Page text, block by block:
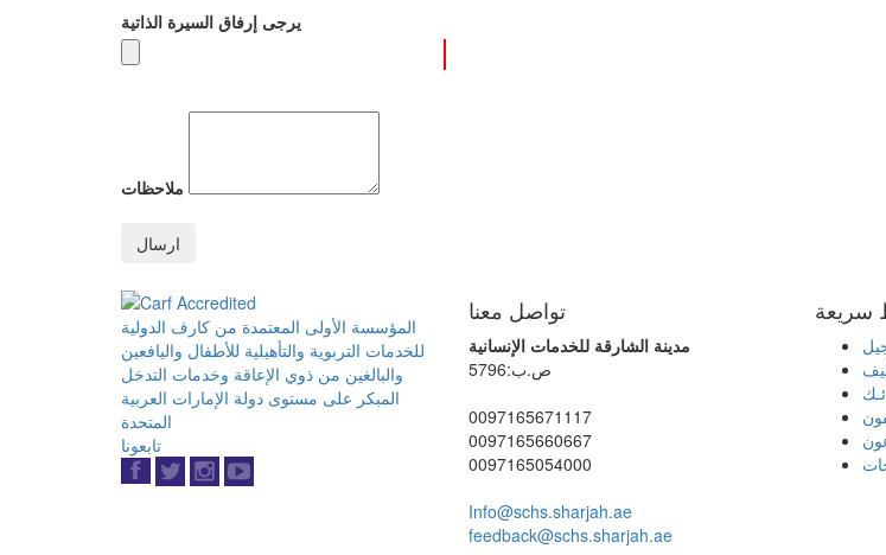
يرجى إرفاق السيرة الذاتية
ملاحظات
المؤسسة الأولى المعتمدة من كارف الدولية
للخدمات التربوية والتأهيلية للأطفال واليافعين
والبالغين من ذوي الإعاقة وخدمات التدخل
المبكر على مستوى دولة الإمارات العربية
المتحدة
تابعونا
تواصل معنا
مدينة الشارقة للخدمات الإنسانية
ص.ب:5796
0097165671117
0097165660667
0097165054000
Info@schs.sharjah.ae
feedback@schs.sharjah.ae
سريعة